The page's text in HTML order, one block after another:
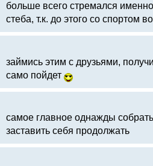
больше всего стремался именно
стеба, т.к. до этого со спортом
займись этим с друзьями,
само пойдет
самое главное однажды
заставить себя продолжать